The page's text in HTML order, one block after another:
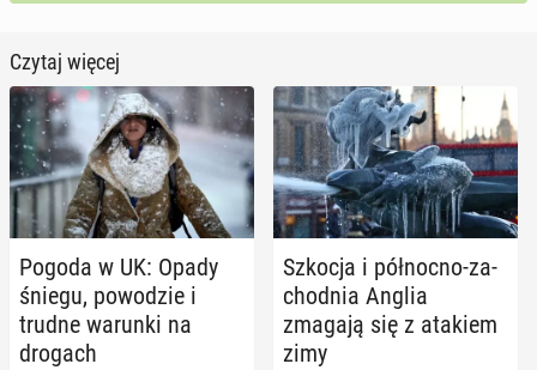
Czytaj więcej
Pogoda w UK: Opady
śniegu, po­wo­dzie i
trudne warunki na
drogach
Szkocja i pół­noc­no-za­
chod­nia Anglia
zmagają się z atakiem
zimy